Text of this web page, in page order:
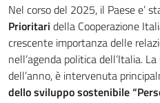
Nel corso del 2025, il Paese e’
Prioritari della Cooperazione
crescente importanza delle
nell’agenda politica dell’Italia.
dell’anno, è intervenuta
dello sviluppo sostenibile